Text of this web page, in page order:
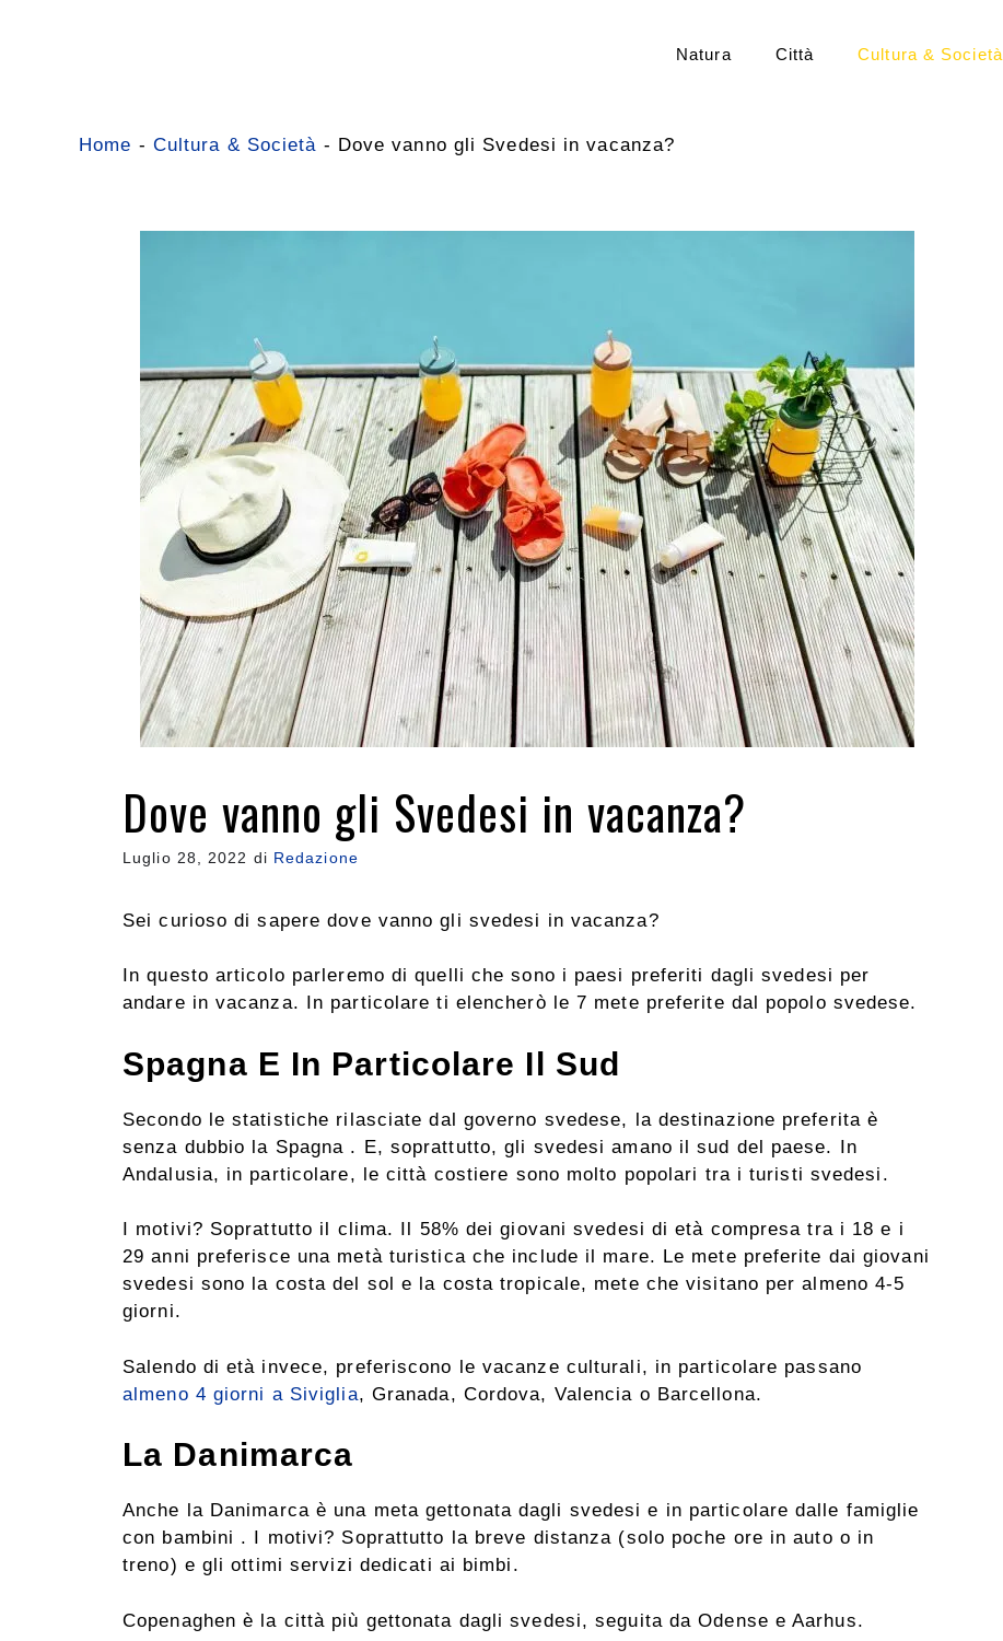
Natura Città Cultura & Società
Home - Cultura & Società - Dove vanno gli Svedesi in vacanza?
Dove vanno gli Svedesi in vacanza?
Luglio 28, 2022 di Redazione
Sei curioso di sapere dove vanno gli svedesi in vacanza?
In questo articolo parleremo di quelli che sono i paesi preferiti dagli svedesi per
andare in vacanza. In particolare ti elencherò le 7 mete preferite dal popolo svedese.
Spagna E In Particolare Il Sud
Secondo le statistiche rilasciate dal governo svedese, la destinazione preferita è
senza dubbio la Spagna . E, soprattutto, gli svedesi amano il sud del paese. In
Andalusia, in particolare, le città costiere sono molto popolari tra i turisti svedesi.
I motivi? Soprattutto il clima. Il 58% dei giovani svedesi di età compresa tra i 18 e i
29 anni preferisce una metà turistica che include il mare. Le mete preferite dai giovani
svedesi sono la costa del sol e la costa tropicale, mete che visitano per almeno 4-5
giorni.
Salendo di età invece, preferiscono le vacanze culturali, in particolare passano
almeno 4 giorni a Siviglia, Granada, Cordova, Valencia o Barcellona.
La Danimarca
Anche la Danimarca è una meta gettonata dagli svedesi e in particolare dalle famiglie
con bambini . I motivi? Soprattutto la breve distanza (solo poche ore in auto o in
treno) e gli ottimi servizi dedicati ai bimbi.
Copenaghen è la città più gettonata dagli svedesi, seguita da Odense e Aarhus.